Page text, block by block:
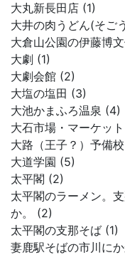
大丸新長田店 (1)
大井の肉うどん(そご
大倉山公園の伊藤博
大劇 (1)
大劇会館 (2)
大塩の塩田 (3)
大池かまふろ温泉 (4)
大石市場・マーケッ
大路（王子？）予備
大道学園 (5)
太平閣 (2)
太平閣のラーメン。
か。 (2)
太平閣の支那そば (1)
妻鹿駅そばの市川に